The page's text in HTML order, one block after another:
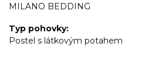
MILANO BEDDING
Typ pohovky
Postel s látkovým potahem